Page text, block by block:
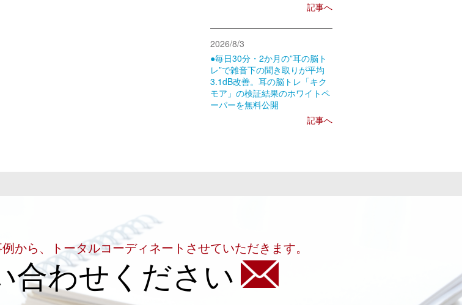
記事へ
2026/8/3
●毎日30分・2か月の”耳の脳ト
レ”で雑音下の聞き取りが平均
3.1dB改善。耳の脳トレ「キク
モア」の検証結果のホワイトペ
ーパーを無料公開
記事へ
から、トータルコーディネートさせていただきます。
合わせください